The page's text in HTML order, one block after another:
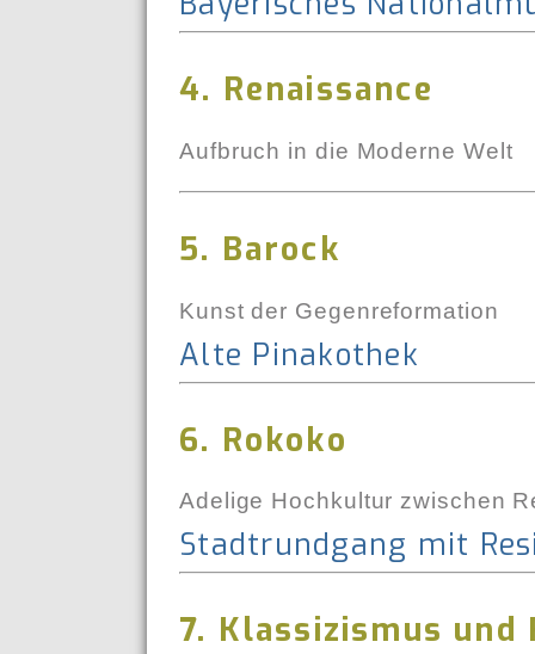
4. Renaissance
Aufbruch in die Moderne Welt
5. Barock
Kunst der Gegenreformation
Alte Pinakothek
6. Rokoko
Adelige Hochkultur zwischen
Stadtrundgang mit
7. Klassizismus und